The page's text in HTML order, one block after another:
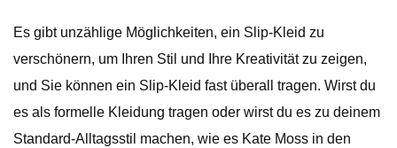
Es gibt unzählige Möglichkeiten, ein Slip-Kleid zu
verschönern, um Ihren Stil und Ihre Kreativität zu zeigen,
und Sie können ein Slip-Kleid fast überall tragen. Wirst du
es als formelle Kleidung tragen oder wirst du es zu deinem
Standard-Alltagsstil machen, wie es Kate Moss in den